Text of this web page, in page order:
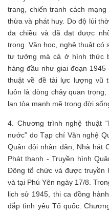
trang, chiến tranh cách
thừa và phát huy. Do độ lùi
đa chiều và đã đạt được
trọng. Văn học, nghệ thuật có
tư tưởng mà cả ở hình thức
hàng đầu như giai đoạn
thuật về đề tài lực lượng vũ
luôn là dòng chảy quan
lan tỏa mạnh mẽ trong đời
4. Chương trình nghệ thuật
nước” do Tạp chí Văn nghệ
Quân đội nhân dân, Nhà hát
Phát thanh - Truyền hình
Đông tổ chức và được truyền
và tại Phú Yên ngày 17/8.
lịch sử 1945, thi ca đồng
đắp tình yêu Tổ quốc.